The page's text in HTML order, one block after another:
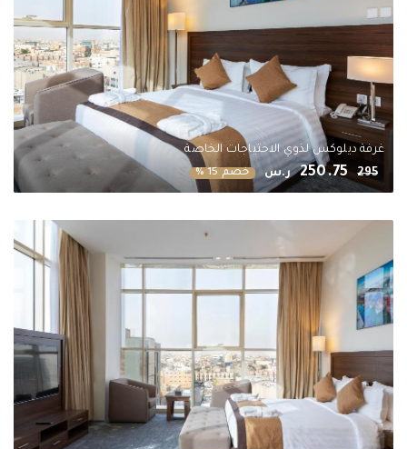
غرفة ديلوكس لذوي الاحتياجات الخاصة
295
250.75 ر.س خصم 15 %